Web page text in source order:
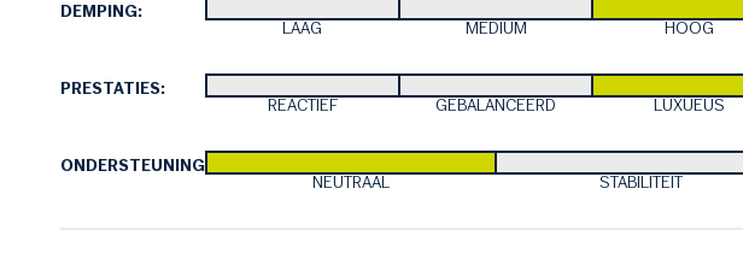
DEMPING:
LAAG
MEDIUM HOOG
PRESTATIES:
REACTIEF
GEBALANCEERD LUXUEUS
ONDERSTEUNING:
NEUTRAAL
STABILITEIT